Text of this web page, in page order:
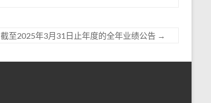
截至2025年3月31日止年度的全年业绩公告 →